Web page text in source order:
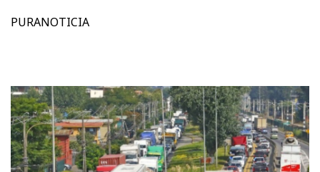
PURANOTICIA